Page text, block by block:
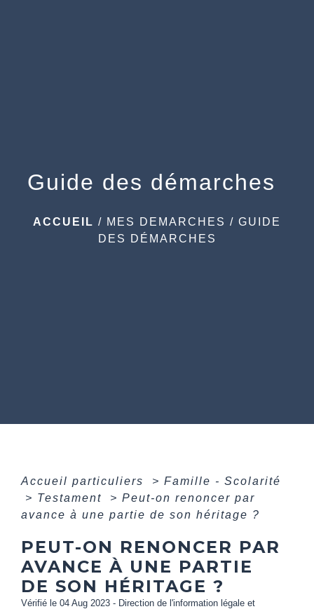
Guide des démarches
ACCUEIL / MES DEMARCHES / GUIDE
DES DÉMARCHES
Accueil particuliers > Famille - Scolarité
> Testament > Peut-on renoncer par
avance à une partie de son héritage ?
PEUT-ON RENONCER PAR
AVANCE À UNE PARTIE
DE SON HÉRITAGE ?
Vérifié le 04 Aug 2023 - Direction de l'information légale et